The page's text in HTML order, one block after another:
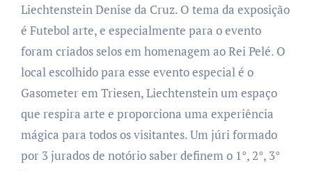
Liechtenstein Denise da Cruz. O tema da exposição
é Futebol arte, e especialmente para o evento
foram criados selos em homenagem ao Rei Pelé. O
local escolhido para esse evento especial é o
Gasometer em Triesen, Liechtenstein um espaço
que respira arte e proporciona uma experiência
mágica para todos os visitantes. Um júri formado
por 3 jurados de notório saber definem o 1°, 2°, 3°